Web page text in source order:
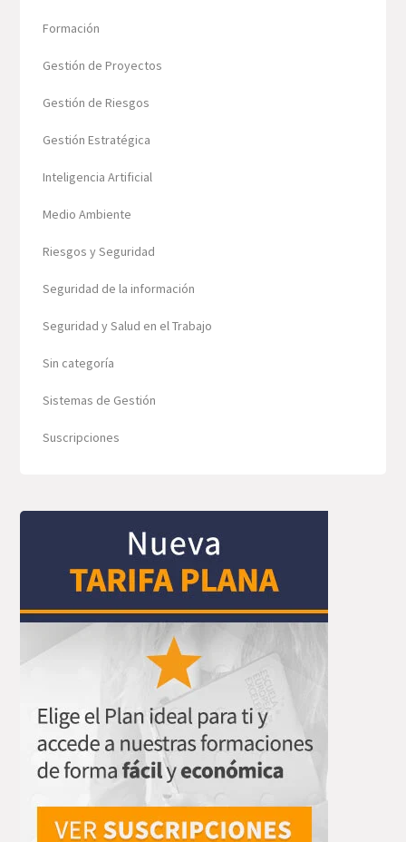
Formación
Gestión de Proyectos
Gestión de Riesgos
Gestión Estratégica
Inteligencia Artificial
Medio Ambiente
Riesgos y Seguridad
Seguridad de la información
Seguridad y Salud en el Trabajo
Sin categoría
Sistemas de Gestión
Suscripciones